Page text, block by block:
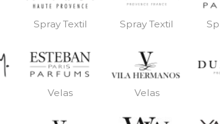
Spray Textil Spray Textil
Velas Velas